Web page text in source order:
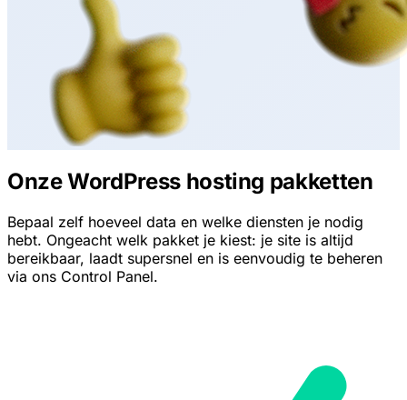
Onze WordPress hosting pakketten
Bepaal zelf hoeveel data en welke diensten je nodig
hebt. Ongeacht welk pakket je kiest: je site is altijd
bereikbaar, laadt supersnel en is eenvoudig te beheren
via ons Control Panel.